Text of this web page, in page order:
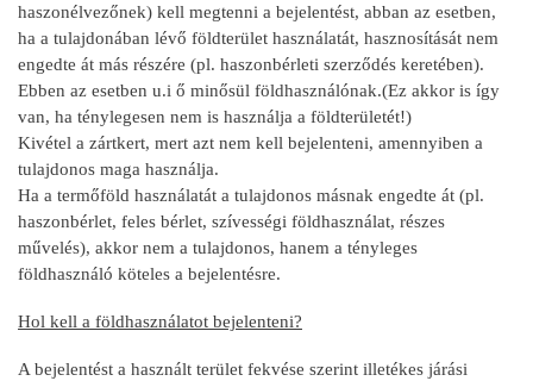
haszonélvezőnek) kell megtenni a bejelentést, abban az esetben,
ha a tulajdonában lévő földterület használatát, hasznosítását nem
engedte át más részére (pl. haszonbérleti szerződés keretében).
Ebben az esetben u.i ő minősül földhasználónak.(Ez akkor is így
van, ha ténylegesen nem is használja a földterületét!)
Kivétel a zártkert, mert azt nem kell bejelenteni, amennyiben a
tulajdonos maga használja.
Ha a termőföld használatát a tulajdonos másnak engedte át (pl.
haszonbérlet, feles bérlet, szívességi földhasználat, részes
művelés), akkor nem a tulajdonos, hanem a tényleges
földhasználó köteles a bejelentésre.
Hol kell a földhasználatot bejelenteni?
A bejelentést a használt terület fekvése szerint illetékes járási